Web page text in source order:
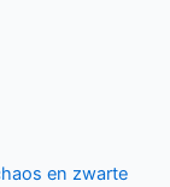
en zwarte